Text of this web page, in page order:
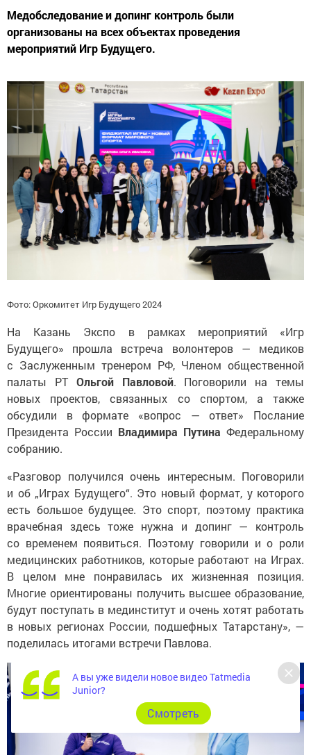
Медобследование и допинг контроль были
организованы на всех объектах проведения
мероприятий Игр Будущего.
Фото: Оркомитет Игр Будущего 2024
На Казань Экспо в рамках мероприятий «Игр
Будущего» прошла встреча волонтеров — медиков
с Заслуженным тренером РФ, Членом общественной
палаты РТ Ольгой Павловой. Поговорили на темы
новых проектов, связанных со спортом, а также
обсудили в формате «вопрос — ответ» Послание
Президента России Владимира Путина Федеральному
собранию.
«Разговор получился очень интересным. Поговорили
и об „Играх Будущего“. Это новый формат, у которого
есть большое будущее. Это спорт, поэтому практика
врачебная здесь тоже нужна и допинг — контроль
со временем появиться. Поэтому говорили и о роли
медицинских работников, которые работают на Играх.
В целом мне понравилась их жизненная позиция.
Многие ориентированы получить высшее образование,
будут поступать в мединститут и очень хотят работать
в новых регионах России, подшефных Татарстану», —
поделилась итогами встречи Павлова.
А вы уже видели новое видео Tatmedia
Junior?
Cмотреть